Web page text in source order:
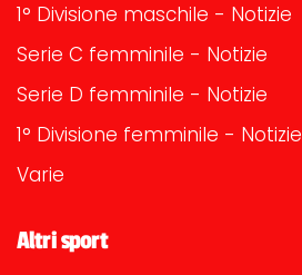
1° Divisione maschile - Notizie
Serie C femminile - Notizie
Serie D femminile - Notizie
1° Divisione femminile - Notizie
Varie
Altri sport